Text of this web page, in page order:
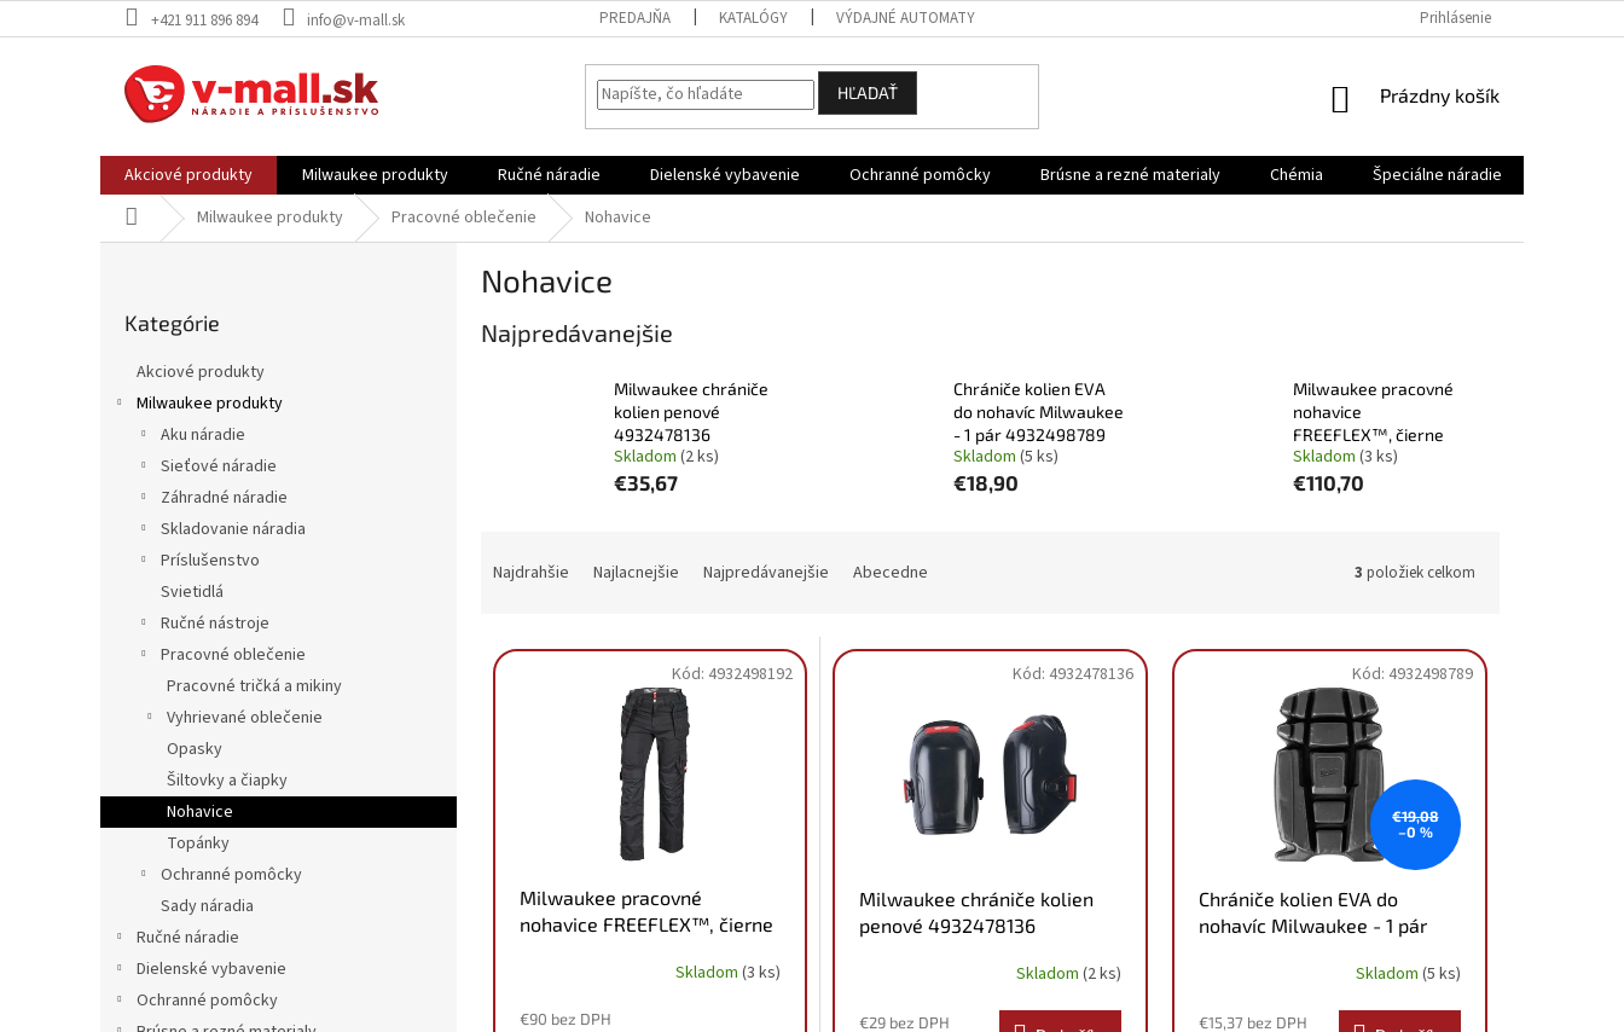
na
+421 911 896 894 info@v-mall.sk PREDAJŇA KATALÓGY VÝDAJNÉ AUTOMATY Prihlásenie
HĽADAŤ
NÁKUPNÝ
Prázdny košík
Akciové produkty Milwaukee produkty Ručné náradie Dielenské vybavenie Ochranné pomôcky Brúsne a rezné materialy Chémia Špeciálne náradie
DomovMilwaukee produkty Pracovné oblečenie Nohavice
kategórie
Kategórie
Akciové produkty
Milwaukee produkty
Aku náradie
Sieťové náradie
Záhradné náradie
Skladovanie náradia
Príslušenstvo
Svietidlá
Ručné nástroje
Pracovné oblečenie
Pracovné tričká a mikiny
Vyhrievané oblečenie
Opasky
Šiltovky a čiapky
Nohavice
Topánky
Ochranné pomôcky
Sady náradia
Ručné náradie
Dielenské vybavenie
Ochranné pomôcky
Nohavice
Najpredávanejšie
Milwaukee chrániče
kolien penové
4932478136
Skladom (2 ks)
€35,67
Chrániče kolien EVA
do nohavíc Milwaukee
- 1 pár 4932498789
Skladom (5 ks)
€18,90
Milwaukee pracovné
nohavice
FREEFLEX™, čierne
Skladom (3 ks)
€110,70
Najdrahšie Najlacnejšie Najpredávanejšie Abecedne 3 položiek celkom
Milwaukee pracovné
nohavice FREEFLEX™, čierne
Skladom (3 ks)
€90 bez DPH
Kód: 4932498192
Milwaukee chrániče kolien
penové 4932478136
Skladom (2 ks)
€29 bez DPH
Kód: 4932478136
€19,08
–0 %
Chrániče kolien EVA do
nohavíc Milwaukee - 1 pár
Skladom (5 ks)
€15,37 bez DPH
Kód: 4932498789